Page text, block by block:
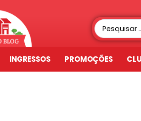
INGRESSOS PROMOÇÕES